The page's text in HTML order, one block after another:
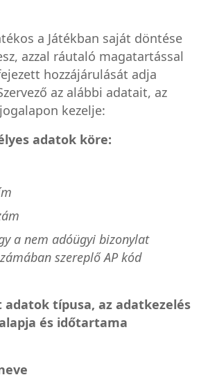
a Játékban saját döntése
azzal ráutaló magatartással
hozzájárulását adja
az alábbi adatait, az
kezelje:
adatok köre:
a nem adóügyi bizonylat
szereplő AP kód
adatok típusa, az adatkezelés
és időtartama